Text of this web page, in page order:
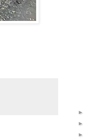
►
►
►